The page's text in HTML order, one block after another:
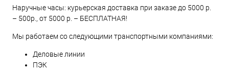
Наручные часы: курьерская доставка при заказе до 5000 р.
– 500р., от 5000 р. – БЕСПЛАТНАЯ!
Мы работаем со следующими транспортными компаниями:
Деловые линии
ПЭК